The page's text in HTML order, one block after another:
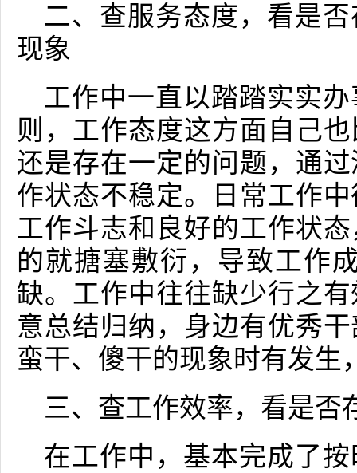
二、查服务态度，看是
现象
工作中一直以踏踏实实
则，工作态度这方面自己
还是存在一定的问题，通
作状态不稳定。日常工作
工作斗志和良好的工作状
的就搪塞敷衍，导致工作
缺。工作中往往缺少行之
意总结归纳，身边有优秀
蛮干、傻干的现象时有发生
三、查工作效率，看是否
在工作中，基本完成了